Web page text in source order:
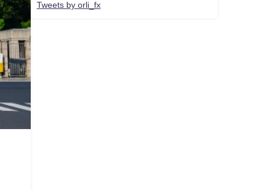
Tweets by orli_fx